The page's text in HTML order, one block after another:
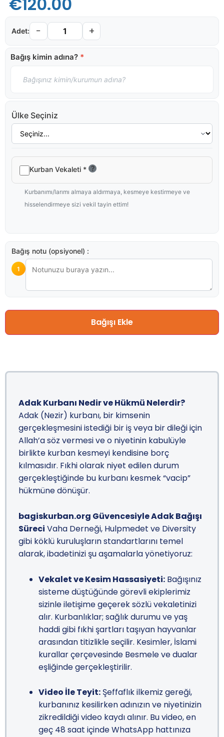
Adak Kurbanı Nedir ve Hükmü Nelerdir?
Adak (Nezir) kurbanı, bir kimsenin
gerçekleşmesini istediği bir iş veya bir dileği için
Allah’a söz vermesi ve o niyetinin kabulüyle
birlikte kurban kesmeyi kendisine borç
kılmasıdır. Fıkhi olarak niyet edilen durum
gerçekleştiğinde bu kurbanı kesmek “vacip”
hükmüne dönüşür.
bagiskurban.org Güvencesiyle Adak Bağışı
Süreci Vaha Derneği, Hulpmedet ve Diversity
gibi köklü kuruluşların standartlarını temel
alarak, ibadetinizi şu aşamalarla yönetiyoruz:
Vekalet ve Kesim Hassasiyeti: Bağışınız
sisteme düştüğünde görevli ekiplerimiz
sizinle iletişime geçerek sözlü vekaletinizi
alır. Kurbanlıklar; sağlık durumu ve yaş
haddi gibi fıkhi şartları taşıyan hayvanlar
arasından titizlikle seçilir. Kesimler, İslami
kurallar çerçevesinde Besmele ve dualar
eşliğinde gerçekleştirilir.
Video İle Teyit: Şeffaflık ilkemiz gereği,
kurbanınız kesilirken adınızın ve niyetinizin
zikredildiği video kaydı alınır. Bu video, en
geç 48 saat içinde WhatsApp hattınıza
Bağış kimin adına? *
Ülke Seçiniz
Kurban Vekaleti * ?
Kurbanımı/larımı almaya aldırmaya, kesmeye kestirmeye ve
hisselendirmeye sizi vekil tayin ettim!
Bağış notu (opsiyonel) :
1
− +
Bağışı Ekle